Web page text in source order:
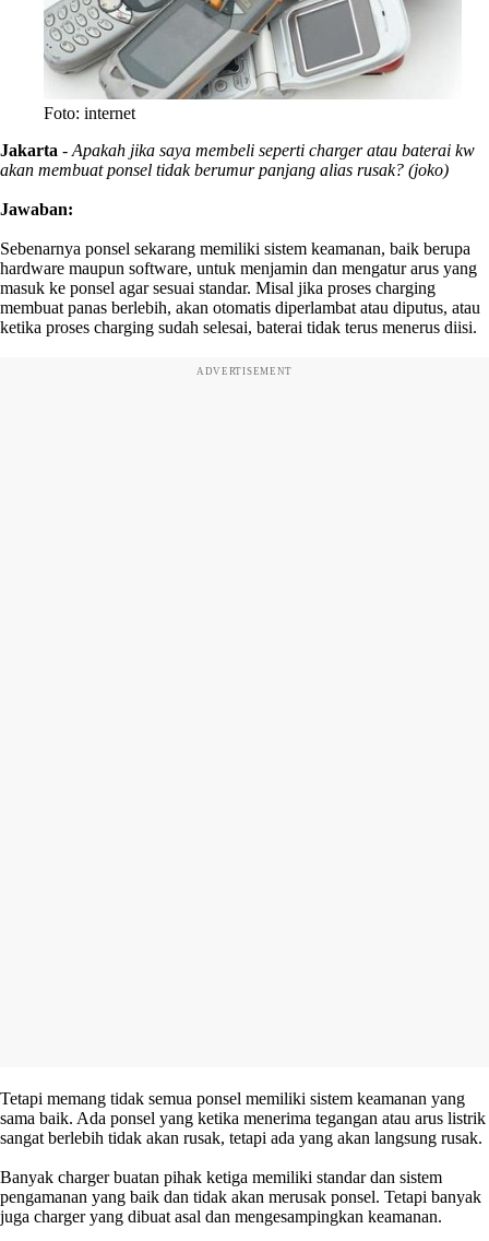
Foto: internet
Jakarta - Apakah jika saya membeli seperti charger atau baterai kw
akan membuat ponsel tidak berumur panjang alias rusak? (joko)
Jawaban:
Sebenarnya ponsel sekarang memiliki sistem keamanan, baik berupa
hardware maupun software, untuk menjamin dan mengatur arus yang
masuk ke ponsel agar sesuai standar. Misal jika proses charging
membuat panas berlebih, akan otomatis diperlambat atau diputus, atau
ketika proses charging sudah selesai, baterai tidak terus menerus diisi.
ADVERTISEMENT
Tetapi memang tidak semua ponsel memiliki sistem keamanan yang
sama baik. Ada ponsel yang ketika menerima tegangan atau arus listrik
sangat berlebih tidak akan rusak, tetapi ada yang akan langsung rusak.
Banyak charger buatan pihak ketiga memiliki standar dan sistem
pengamanan yang baik dan tidak akan merusak ponsel. Tetapi banyak
juga charger yang dibuat asal dan mengesampingkan keamanan.